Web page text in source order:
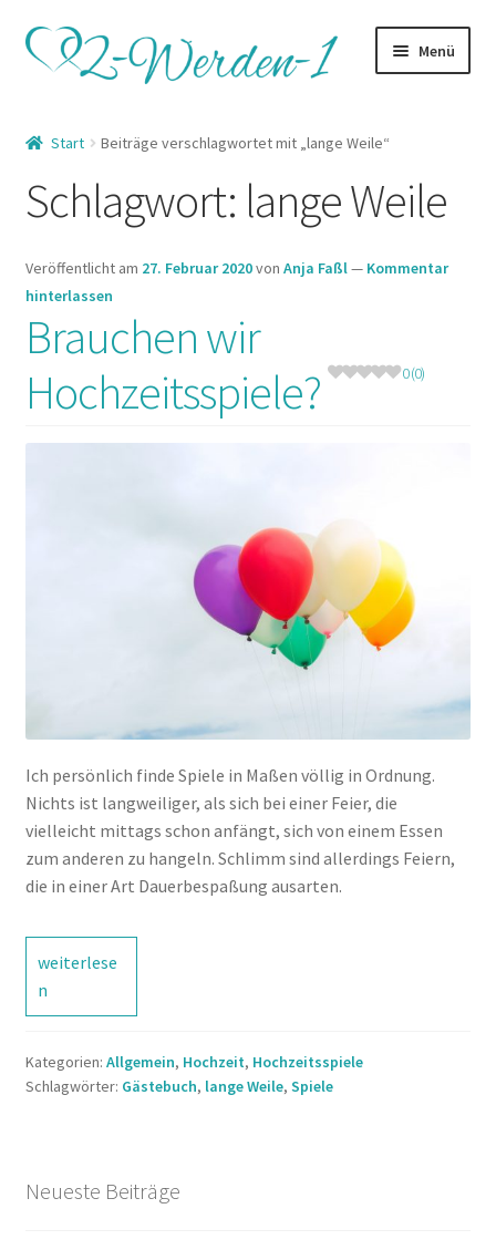
Zur
Navigation
Zum
Inhalt
Menü
öffnen
Shop
Start Beiträge verschlagwortet mit „lange Weile“
Schlagwort: lange Weile
Veröffentlicht am 27. Februar 2020von Anja Faßl— Kommentar
hinterlassen
Brauchen wir
Hochzeitsspiele?
0 (0)
Ich persönlich finde Spiele in Maßen völlig in Ordnung.
Nichts ist langweiliger, als sich bei einer Feier, die
vielleicht mittags schon anfängt, sich von einem Essen
zum anderen zu hangeln. Schlimm sind allerdings Feiern,
die in einer Art Dauerbespaßung ausarten.
Brauchen
wir
Hochzeitsspiele?
0 (0)
weiterlese
n
Kategorien: Allgemein, Hochzeit, Hochzeitsspiele
Schlagwörter: Gästebuch, lange Weile, Spiele
Neueste Beiträge